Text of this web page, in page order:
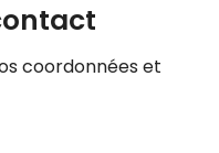
coordonnées et